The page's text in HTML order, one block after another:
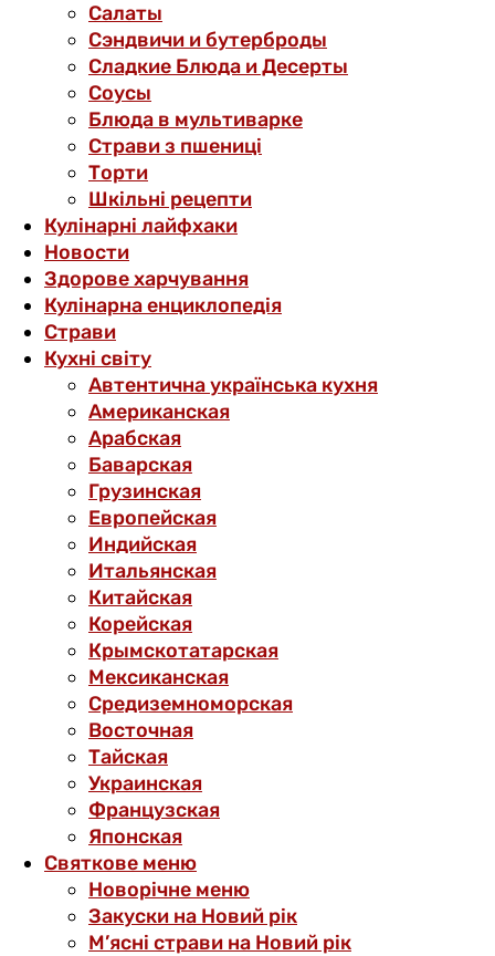
Салаты
Сэндвичи и бутерброды
Сладкие Блюда и Десерты
Соусы
Блюда в мультиварке
Страви з пшениці
Торти
Шкільні рецепти
Кулінарні лайфхаки
Новости
Здорове харчування
Кулінарна енциклопедія
Страви
Кухні світу
Автентична українська кухня
Американская
Арабская
Баварская
Грузинская
Европейская
Индийская
Итальянская
Китайская
Корейская
Крымскотатарская
Мексиканская
Средиземноморская
Восточная
Тайская
Украинская
Французская
Японская
Святкове меню
Новорічне меню
Закуски на Новий рік
М’ясні страви на Новий рік